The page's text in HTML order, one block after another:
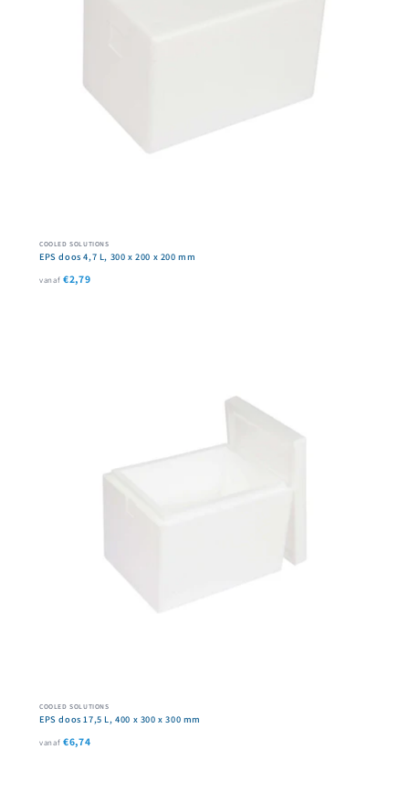
COOLED SOLUTIONS
EPS doos 4,7 L, 300 x 200 x 200 mm
vanaf €2,79
COOLED SOLUTIONS
EPS doos 17,5 L, 400 x 300 x 300 mm
vanaf €6,74